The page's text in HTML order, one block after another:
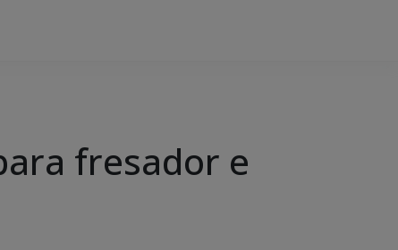
fresador e